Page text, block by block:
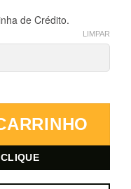
de Crédito.
LIMPAR